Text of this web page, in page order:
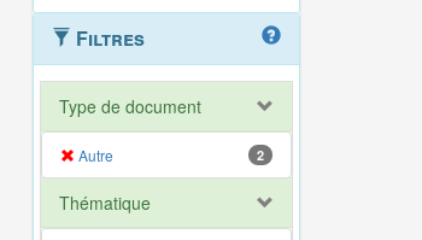
Filtres
Type de document
Autre 2
Thématique